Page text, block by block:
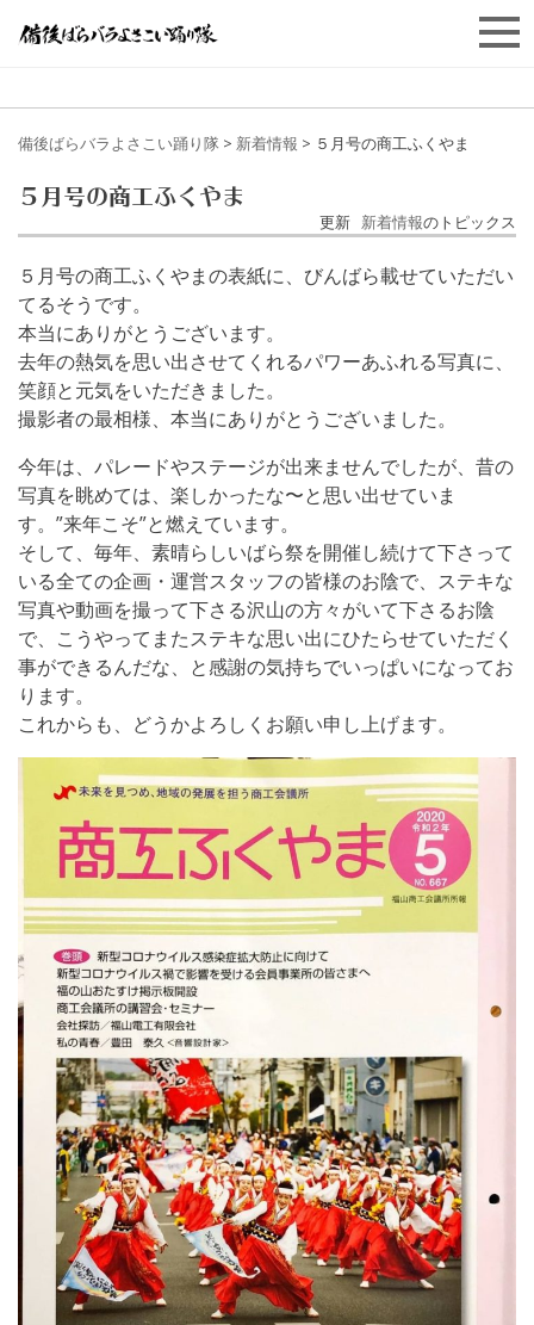
備後ばらバラよさこい踊り隊 > 新着情報 > ５月号の商工ふくやま
５月号の商工ふくやま
更新 新着情報のトピックス
５月号の商工ふくやまの表紙に、びんばら載せていただい
てるそうです。
本当にありがとうございます。
去年の熱気を思い出させてくれるパワーあふれる写真に、
笑顔と元気をいただきました。
撮影者の最相様、本当にありがとうございました。
今年は、パレードやステージが出来ませんでしたが、昔の
写真を眺めては、楽しかったな〜と思い出せていま
す。”来年こそ”と燃えています。
そして、毎年、素晴らしいばら祭を開催し続けて下さって
いる全ての企画・運営スタッフの皆様のお陰で、ステキな
写真や動画を撮って下さる沢山の方々がいて下さるお陰
で、こうやってまたステキな思い出にひたらせていただく
事ができるんだな、と感謝の気持ちでいっぱいになってお
ります。
これからも、どうかよろしくお願い申し上げます。